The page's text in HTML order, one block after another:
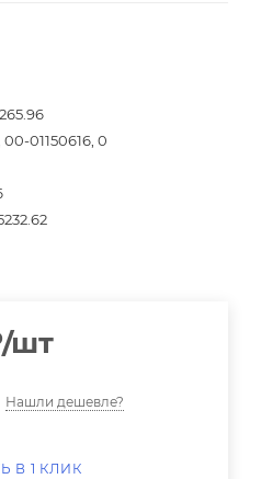
01150616, 0
/шт
Нашли дешевле?
В 1 КЛИК